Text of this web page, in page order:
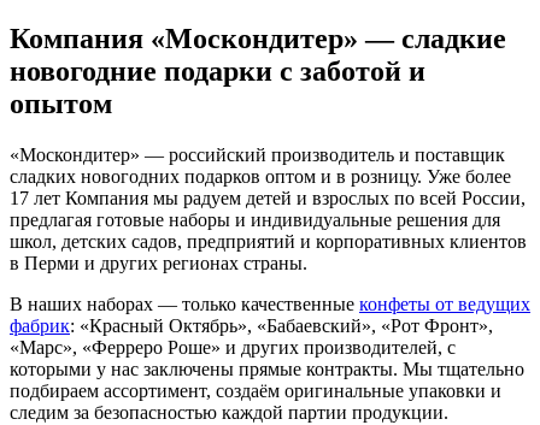
Компания «Москондитер» — сладкие
новогодние подарки с заботой и
опытом
«Москондитер» — российский производитель и поставщик
сладких новогодних подарков оптом и в розницу. Уже более
17 лет Компания мы радуем детей и взрослых по всей России,
предлагая готовые наборы и индивидуальные решения для
школ, детских садов, предприятий и корпоративных клиентов
в Перми и других регионах страны.
В наших наборах — только качественные конфеты от ведущих
фабрик: «Красный Октябрь», «Бабаевский», «Рот Фронт»,
«Марс», «Ферреро Роше» и других производителей, с
которыми у нас заключены прямые контракты. Мы тщательно
подбираем ассортимент, создаём оригинальные упаковки и
следим за безопасностью каждой партии продукции.